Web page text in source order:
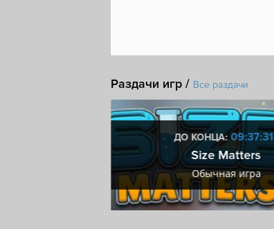
Раздачи игр / Все раздачи
ДО КОНЦА:09:37:30
Size Matters
Обычная игра